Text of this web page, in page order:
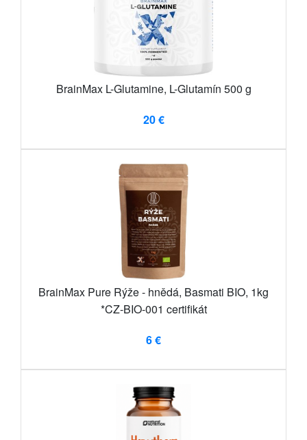
BrainMax L-Glutamine, L-Glutamín 500 g
20 €
BrainMax Pure Rýže - hnědá, Basmati BIO, 1kg
*CZ-BIO-001 certifikát
6 €